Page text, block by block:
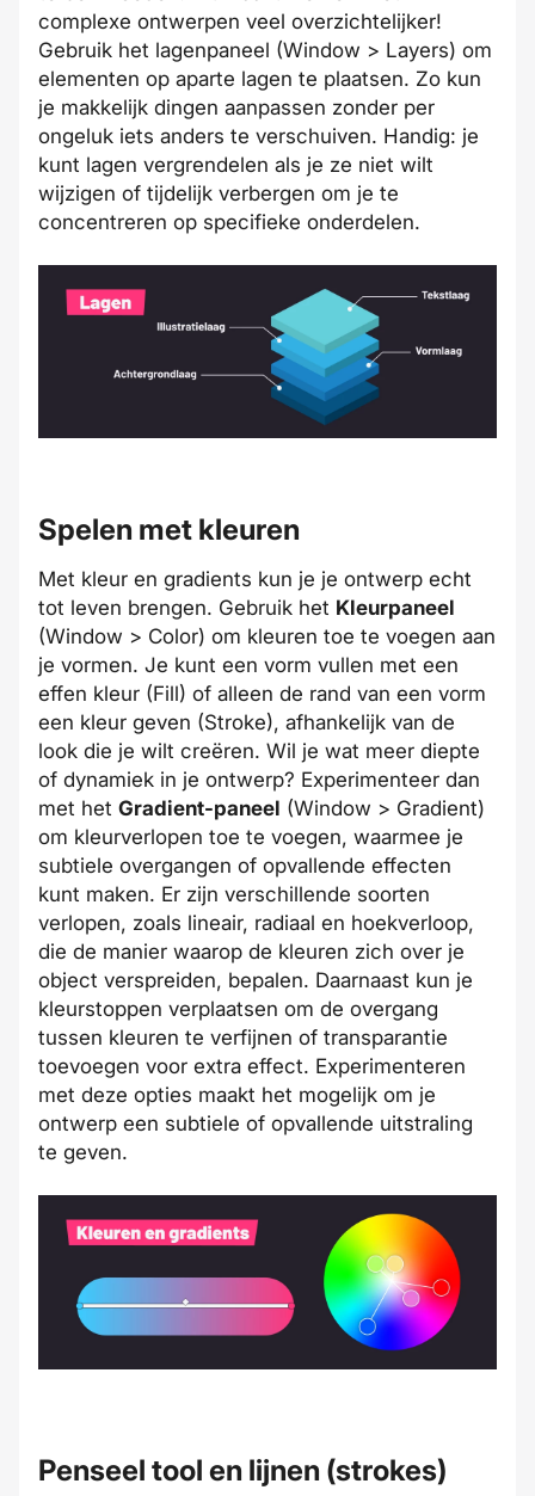
complexe ontwerpen veel overzichtelijker!
Gebruik het lagenpaneel (Window > Layers) om
elementen op aparte lagen te plaatsen. Zo kun
je makkelijk dingen aanpassen zonder per
ongeluk iets anders te verschuiven. Handig: je
kunt lagen vergrendelen als je ze niet wilt
wijzigen of tijdelijk verbergen om je te
concentreren op specifieke onderdelen.
Spelen met kleuren
Met kleur en gradients kun je je ontwerp echt
tot leven brengen. Gebruik het Kleurpaneel
(Window > Color) om kleuren toe te voegen aan
je vormen. Je kunt een vorm vullen met een
effen kleur (Fill) of alleen de rand van een vorm
een kleur geven (Stroke), afhankelijk van de
look die je wilt creëren. Wil je wat meer diepte
of dynamiek in je ontwerp? Experimenteer dan
met het Gradient-paneel (Window > Gradient)
om kleurverlopen toe te voegen, waarmee je
subtiele overgangen of opvallende effecten
kunt maken. Er zijn verschillende soorten
verlopen, zoals lineair, radiaal en hoekverloop,
die de manier waarop de kleuren zich over je
object verspreiden, bepalen. Daarnaast kun je
kleurstoppen verplaatsen om de overgang
tussen kleuren te verfijnen of transparantie
toevoegen voor extra effect. Experimenteren
met deze opties maakt het mogelijk om je
ontwerp een subtiele of opvallende uitstraling
te geven.
Penseel tool en lijnen (strokes)